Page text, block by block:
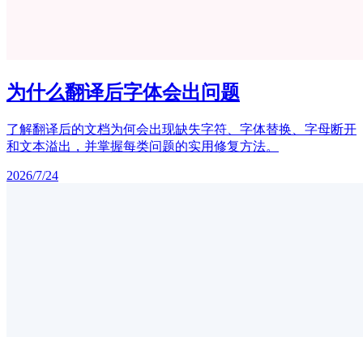
为什么翻译后字体会出问题
了解翻译后的文档为何会出现缺失字符、字体替换、字母断开
和文本溢出，并掌握每类问题的实用修复方法。
2026/7/24